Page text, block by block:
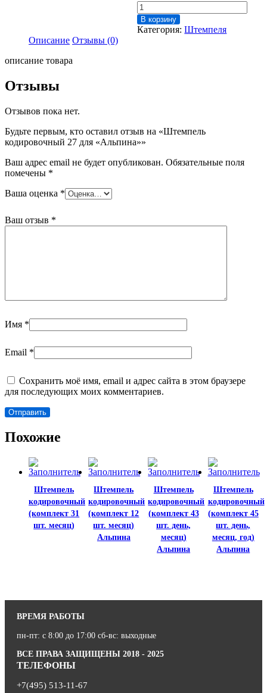
Количество
товара
Штемпель
кодировочный
В корзину
Категория:Штемпеля
Описание Отзывы (0)
описание товара
Отзывы
Отзывов пока нет.
Будьте первым, кто оставил отзыв на «Штемпель
кодировочный 27 для «Альпина»»
Ваш адрес email не будет опубликован. Обязательные поля
помечены *
Ваша оценка *
Ваш отзыв *
Имя *
Email *
Сохранить моё имя, email и адрес сайта в этом браузере
для последующих моих комментариев.
Похожие
Штемпель
кодировочный
(комплект 31
шт. месяц)
Штемпель
кодировочный
(комплект 12
шт. месяц)
Альпина
Штемпель
кодировочный
(комплект 43
шт. день,
месяц)
Альпина
Штемпель
кодировочный
(комплект 45
шт. день,
месяц, год)
Альпина
ВРЕМЯ РАБОТЫ
пн-пт: с 8:00 до 17:00 сб-вс: выходные
ВСЕ ПРАВА ЗАЩИЩЕНЫ 2018 - 2025
ТЕЛЕФОНЫ
+7(495) 513-11-67